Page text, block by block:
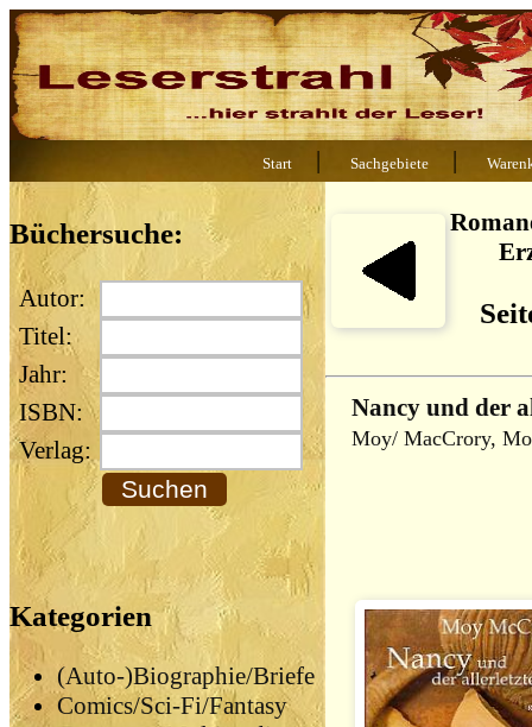
Start | Sachgebiete |
Büchersuche:
Autor:
Titel:
Jahr:
ISBN:
Verlag:
Kategorien
(Auto-)Biographie/Briefe
Comics/Sci-Fi/Fantasy
Nancy und der
Moy/ MacCrory,